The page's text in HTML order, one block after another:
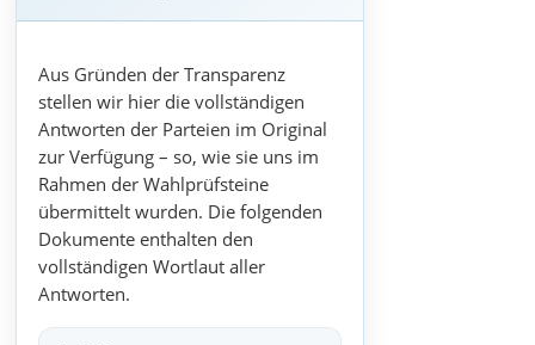
Aus Gründen der Transparenz
stellen wir hier die vollständigen
Antworten der Parteien im Original
zur Verfügung – so, wie sie uns im
Rahmen der Wahlprüfsteine
übermittelt wurden. Die folgenden
Dokumente enthalten den
vollständigen Wortlaut aller
Antworten.